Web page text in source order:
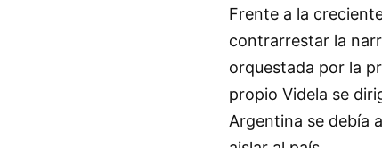
Frente a la
contrarrestar la
orquestada por la
propio Videla se
Argentina se debía